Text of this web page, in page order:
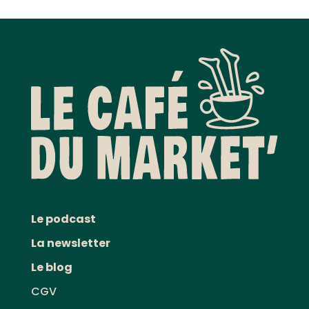
Le podcast
La newsletter
Le blog
CGV